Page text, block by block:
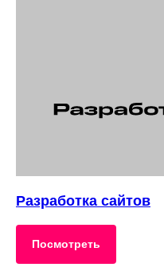
Разработка сайтов
Посмотреть